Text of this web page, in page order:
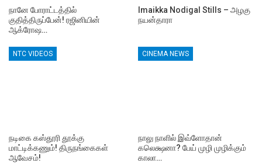
நானே போராட்டத்தில்
குதித்திருப்பேன்! ரஜினியின்
ஆக்ரோஷ…
Imaikka Nodigal Stills – அழகு
நயன்தாரா
NTC VIDEOS
நடிகை கஸ்தூரி தூக்கு
மாட்டிக்கணும்! திருநங்கைகள்
ஆவேசம்!
CINEMA NEWS
நாலு நாளில் இவ்ளோதான்
கலெக்ஷனா? பேய் முழி முழிக்கும்
காலா…